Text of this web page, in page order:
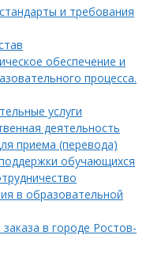
и требования
обеспечение и
процесса.
услуги
деятельность
приема (перевода)
обучающихся
в образовательной
в городе Ростов-